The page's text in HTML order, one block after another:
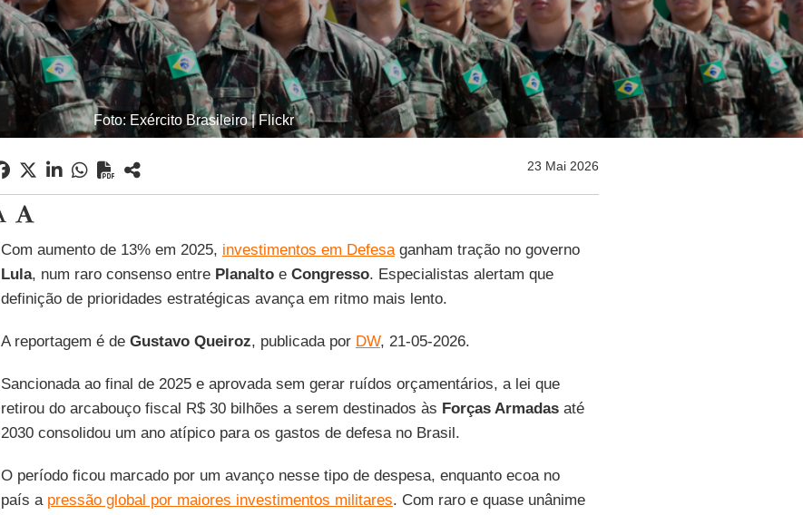
Foto: Exército Brasileiro | Flickr
23 Mai 2026
Com aumento de 13% em 2025, investimentos em Defesaganham tração no governo
Lula, num raro consenso entre Planaltoe Congresso. Especialistas alertam que
definição de prioridades estratégicas avança em ritmo mais lento.
A reportagem é de Gustavo Queiroz, publicada por DW, 21-05-2026.
Sancionada ao final de 2025 e aprovada sem gerar ruídos orçamentários, a lei que
retirou do arcabouço fiscal R$ 30 bilhões a serem destinados às Forças Armadasaté
2030 consolidou um ano atípico para os gastos de defesa no Brasil.
O período ficou marcado por um avanço nesse tipo de despesa, enquanto ecoa no
país a pressão global por maiores investimentos militares. Com raro e quase unânime